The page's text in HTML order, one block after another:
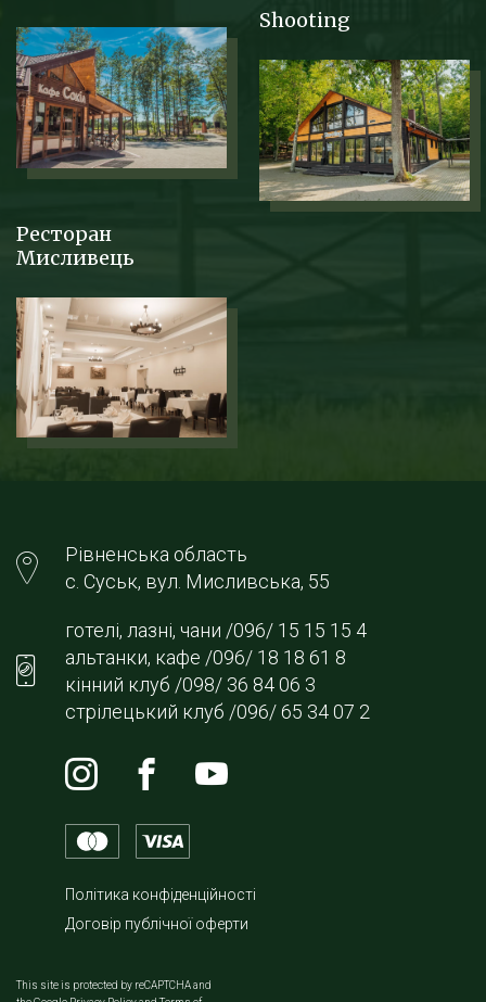
Shooting
Ресторан
Мисливець
Рівненська область
с. Суськ, вул. Мисливська, 55
готелі, лазні, чани /096/ 15 15 15 4
альтанки, кафе /096/ 18 18 61 8
кінний клуб /098/ 36 84 06 3
стрілецький клуб /096/ 65 34 07 2
Політика конфіденційності
Договір публічної оферти
This site is protected by reCAPTCHA and